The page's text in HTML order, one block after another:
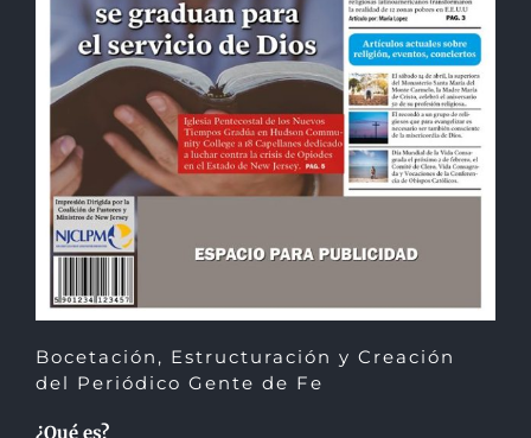
Bocetación, Estructuración y Creación
del Periódico Gente de Fe
¿Qué es?